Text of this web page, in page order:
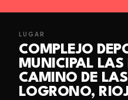
LUGAR
COMPLEJO
MUNICIPAL
CAMINO DE
LOGRONO,